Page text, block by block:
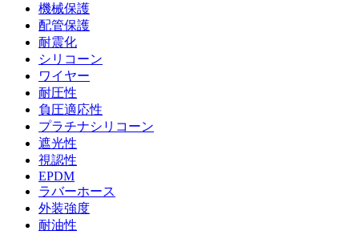
機械保護
配管保護
耐震化
シリコーン
ワイヤー
耐圧性
負圧適応性
プラチナシリコーン
遮光性
視認性
EPDM
ラバーホース
外装強度
耐油性